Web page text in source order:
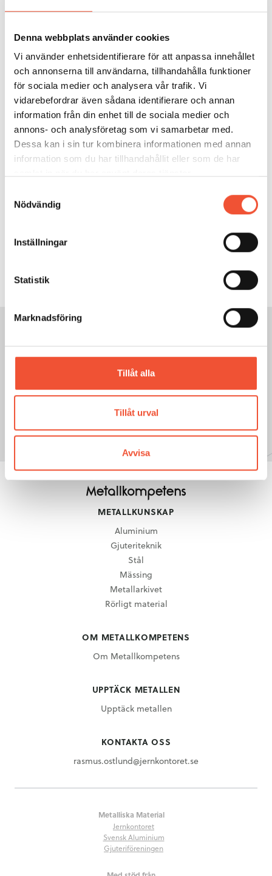
Denna webbplats använder cookies
Vi använder enhetsidentifierare för att anpassa innehållet
och annonserna till användarna, tillhandahålla funktioner
för sociala medier och analysera vår trafik. Vi
vidarebefordrar även sådana identifierare och annan
information från din enhet till de sociala medier och
annons- och analysföretag som vi samarbetar med.
Dessa kan i sin tur kombinera informationen med annan
information som du har tillhandahållit eller som de har
Nödvändig
Inställningar
Statistik
Marknadsföring
Tillåt alla
Tillåt urval
Avvisa
bristande underhåll – runt13-14 % av stålets
saluvärde.
Med en snäv definition av
stålindustri har
de svenska bruken en omsättning på 45miljarder. Det
betyder att vi lägger ned omkringsex miljarder
kronorpå underhåll av den svenska stålindustrins
anläggningar.
GÅ TILL NÄSTA SIDA:
1.2 Underhållets betydelse i
olika processled
METALLKUNSKAP
Aluminium
Gjuteriteknik
Stål
Mässing
Metallarkivet
Rörligt material
OM METALLKOMPETENS
Om Metallkompetens
UPPTÄCK METALLEN
Upptäck metallen
KONTAKTA OSS
rasmus.ostlund@jernkontoret.se
Metalliska Material
Jernkontoret
Svensk Aluminium
Gjuteriföreningen